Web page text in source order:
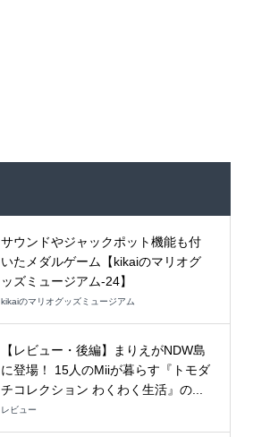
サウンドやジャックポット機能も付
いたメダルゲーム【kikaiのマリオグ
ッズミュージアム-24】
kikaiのマリオグッズミュージアム
【レビュー・後編】まりえがNDW島
に登場！ 15人のMiiが暮らす『トモダ
チコレクション わくわく生活』の...
レビュー